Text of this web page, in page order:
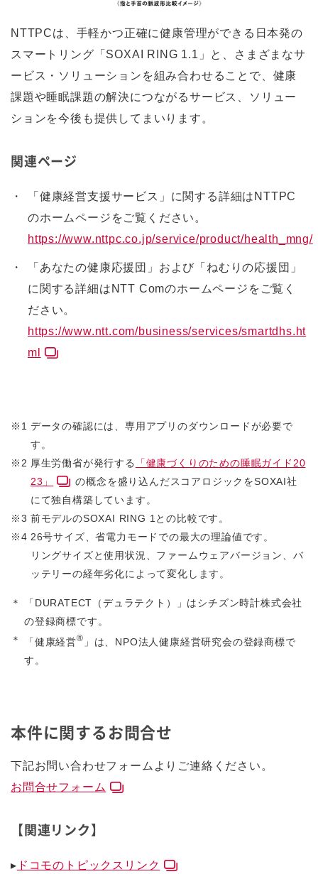
NTTPCは、手軽かつ正確に健康管理ができる日本発の
スマートリング「SOXAI RING 1.1」と、さまざまなサ
ービス・ソリューションを組み合わせることで、健康
課題や睡眠課題の解決につながるサービス、ソリュー
ションを今後も提供してまいります。
関連ページ
「健康経営支援サービス」に関する詳細はNTTPC
のホームページをご覧ください。
https://www.nttpc.co.jp/service/product/health_mng/
「あなたの健康応援団」および「ねむりの応援団」
に関する詳細はNTT Comのホームページをご覧く
ださい。
https://www.ntt.com/business/services/smartdhs.ht
ml
※1 データの確認には、専用アプリのダウンロードが必要で
す。
※2 厚生労働省が発行する
「健康づくりのための睡眠ガイド20
23」
の概念を盛り込んだスコアロジックをSOXAI社
にて独自構築しています。
※3 前モデルのSOXAI RING 1との比較です。
※4 26号サイズ、省電力モードでの最大の理論値です。
リングサイズと使用状況、ファームウェアバージョン、バ
ッテリーの経年劣化によって変化します。
＊
「DURATECT（デュラテクト）」はシチズン時計株式会社
の登録商標です。
＊
「健康経営® 」は、NPO法人健康経営研究会の登録商標で
す。
本件に関するお問合せ
下記お問い合わせフォームよりご連絡ください。
お問合せフォーム
【関連リンク】
▸ ドコモのトピックスリンク